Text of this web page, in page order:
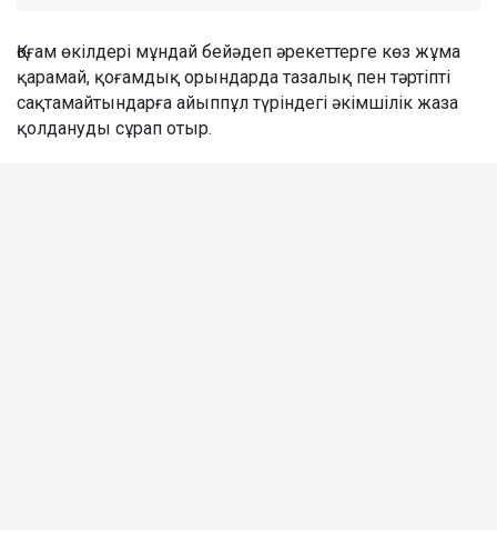
Қоғам өкілдері мұндай бейәдеп әрекеттерге көз жұма
қарамай, қоғамдық орындарда тазалық пен тәртіпті
сақтамайтындарға айыппұл түріндегі әкімшілік жаза
қолдануды сұрап отыр.